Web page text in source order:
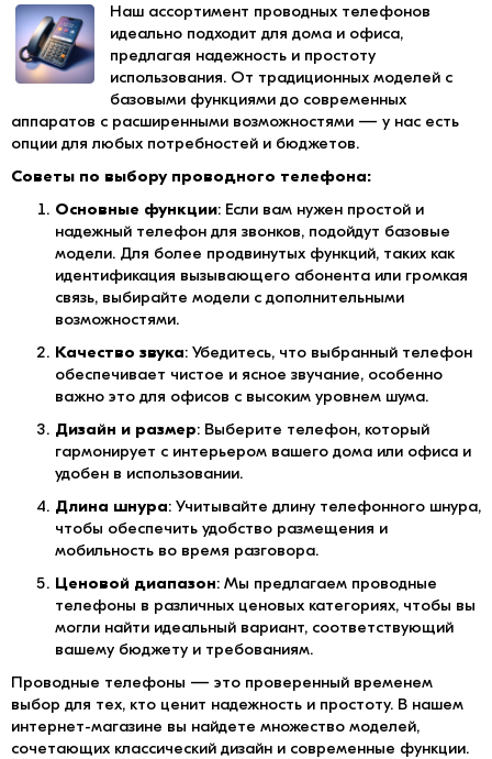
Наш ассортимент проводных телефонов
идеально подходит для дома и офиса,
предлагая надежность и простоту
использования. От традиционных моделей с
базовыми функциями до современных
аппаратов с расширенными возможностями — у нас есть
опции для любых потребностей и бюджетов.
Советы по выбору проводного телефона:
Основные функции: Если вам нужен простой и
надежный телефон для звонков, подойдут базовые
модели. Для более продвинутых функций, таких как
идентификация вызывающего абонента или громкая
связь, выбирайте модели с дополнительными
возможностями.
Качество звука: Убедитесь, что выбранный телефон
обеспечивает чистое и ясное звучание, особенно
важно это для офисов с высоким уровнем шума.
Дизайн и размер: Выберите телефон, который
гармонирует с интерьером вашего дома или офиса и
удобен в использовании.
Длина шнура: Учитывайте длину телефонного шнура,
чтобы обеспечить удобство размещения и
мобильность во время разговора.
Ценовой диапазон: Мы предлагаем проводные
телефоны в различных ценовых категориях, чтобы вы
могли найти идеальный вариант, соответствующий
вашему бюджету и требованиям.
Проводные телефоны — это проверенный временем
выбор для тех, кто ценит надежность и простоту. В нашем
интернет-магазине вы найдете множество моделей,
сочетающих классический дизайн и современные функции.